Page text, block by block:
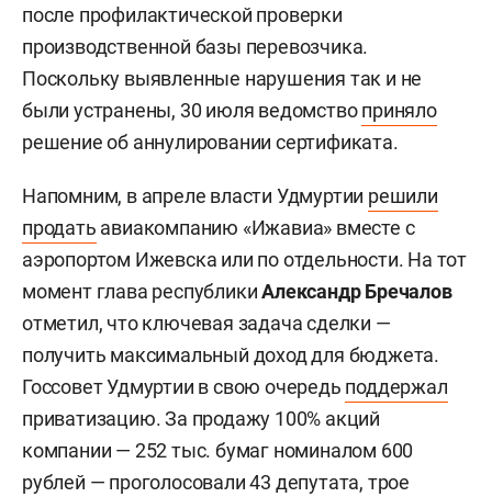
после профилактической проверки
производственной базы перевозчика.
Поскольку выявленные нарушения так и не
были устранены, 30 июля ведомствоприняло
решение об аннулировании сертификата.
Напомним, в апреле власти Удмуртии решили
продать авиакомпанию «Ижавиа» вместе с
аэропортом Ижевска или по отдельности. На тот
момент глава республикиАлександр Бречалов
отметил, что ключевая задача сделки —
получить максимальный доход для бюджета.
Госсовет Удмуртии в свою очередь поддержал
приватизацию. За продажу 100% акций
компании — 252 тыс. бумаг номиналом 600
рублей — проголосовали 43 депутата, трое